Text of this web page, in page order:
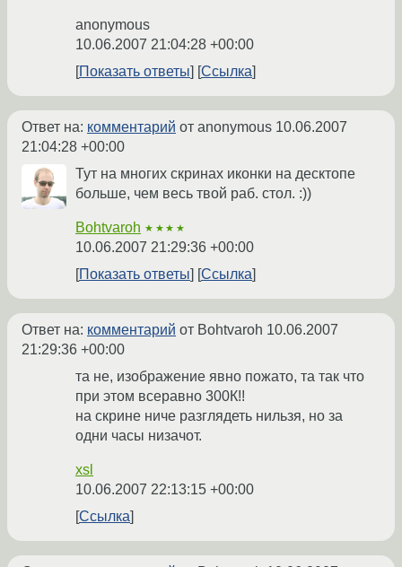
anonymous
10.06.2007 21:04:28 +00:00
Показать ответы
Ссылка
Ответ на: комментарий от anonymous 10.06.2007
21:04:28 +00:00
Тут на многих скринах иконки на десктопе
больше, чем весь твой раб. стол. :))
Bohtvaroh ★★★★
10.06.2007 21:29:36 +00:00
Показать ответы
Ссылка
Ответ на: комментарий от Bohtvaroh 10.06.2007
21:29:36 +00:00
та не, изображение явно пожато, та так что
при этом всеравно 300К!!
на скрине ниче разглядеть нильзя, но за
одни часы низачот.
xsl
10.06.2007 22:13:15 +00:00
Ссылка